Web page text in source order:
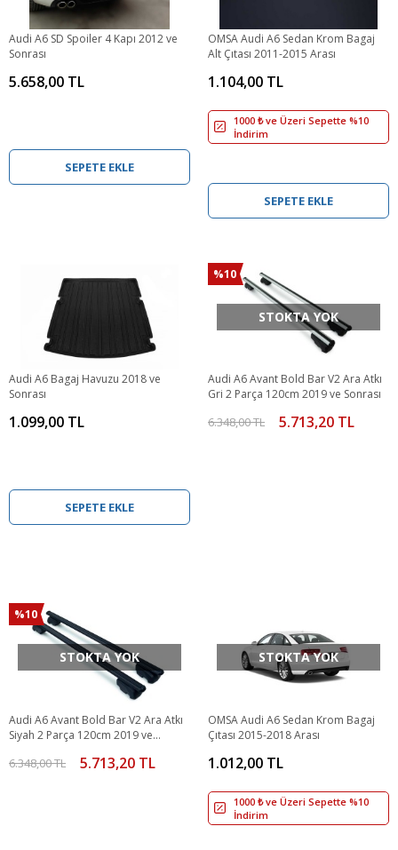
Audi A6 SD Spoiler 4 Kapı 2012 ve
Sonrası
5.658,00 TL
SEPETE EKLE
OMSA Audi A6 Sedan Krom Bagaj
Alt Çıtası 2011-2015 Arası
1.104,00 TL
1000 ₺ ve Üzeri Sepette %10
İndirim
SEPETE EKLE
Audi A6 Bagaj Havuzu 2018 ve
Sonrası
1.099,00 TL
SEPETE EKLE
%10
STOKTA YOK
Audi A6 Avant Bold Bar V2 Ara Atkı
Gri 2 Parça 120cm 2019 ve Sonrası
6.348,00 TL 5.713,20 TL
%10
STOKTA YOK
Audi A6 Avant Bold Bar V2 Ara Atkı
Siyah 2 Parça 120cm 2019 ve
6.348,00 TL 5.713,20 TL
STOKTA YOK
OMSA Audi A6 Sedan Krom Bagaj
Çıtası 2015-2018 Arası
1.012,00 TL
1000 ₺ ve Üzeri Sepette %10
İndirim